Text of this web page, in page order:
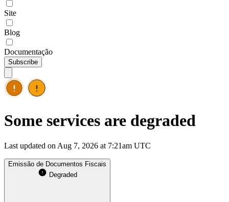
Site
Blog
Documentação
Subscribe
Some services are degraded
Last updated on Aug 7, 2026 at 7:21am UTC
Emissão de Documentos Fiscais
Degraded